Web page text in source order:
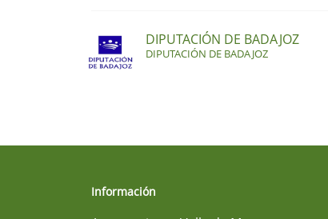
DIPUTACIÓN DE BADAJOZ
DIPUTACIÓN DE BADAJOZ
Información